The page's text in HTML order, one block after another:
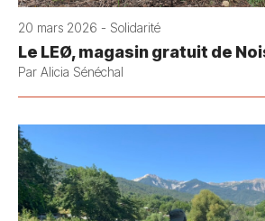
20 mars 2026 - Solidarité
Le LEØ, magasin gratuit de
Par Alicia Sénéchal